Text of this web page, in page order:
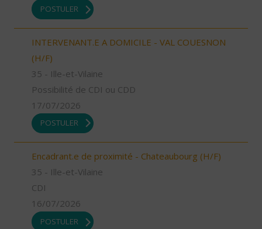
POSTULER
INTERVENANT.E A DOMICILE - VAL COUESNON
(H/F)
35 - Ille-et-Vilaine
Possibilité de CDI ou CDD
17/07/2026
POSTULER
Encadrant.e de proximité - Chateaubourg (H/F)
35 - Ille-et-Vilaine
CDI
16/07/2026
POSTULER